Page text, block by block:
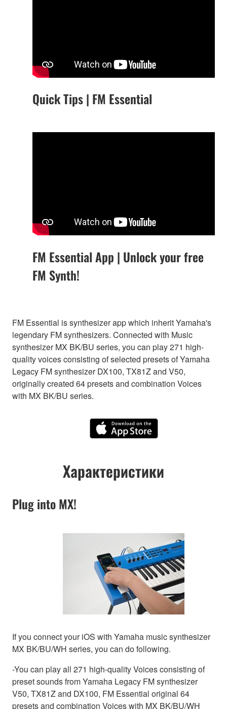
Quick Tips | FM Essential
FM Essential App | Unlock your free
FM Synth!
FM Essential is synthesizer app which inherit Yamaha's
legendary FM synthesizers. Connected with Music
synthesizer MX BK/BU series, you can play 271 high-
quality voices consisting of selected presets of Yamaha
Legacy FM synthesizer DX100, TX81Z and V50,
originally created 64 presets and combination Voices
with MX BK/BU series.
Характеристики
Plug into MX!
If you connect your iOS with Yamaha music synthesizer
MX BK/BU/WH series, you can do following.
-You can play all 271 high-quality Voices consisting of
preset sounds from Yamaha Legacy FM synthesizer
V50, TX81Z and DX100, FM Essential original 64
presets and combination Voices with MX BK/BU/WH